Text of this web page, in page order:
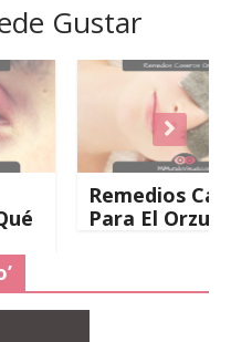
Gustar
Remedios Caseros
Para El Orzuelo